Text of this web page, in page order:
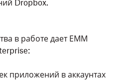
Dropbox.
в работе дает ЕММ
приложений в аккаунтах